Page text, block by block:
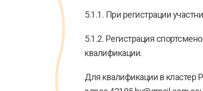
5.1.1. При регистрации
5.1.2. Регистрация
квалификации.
Для квалификации в кластер